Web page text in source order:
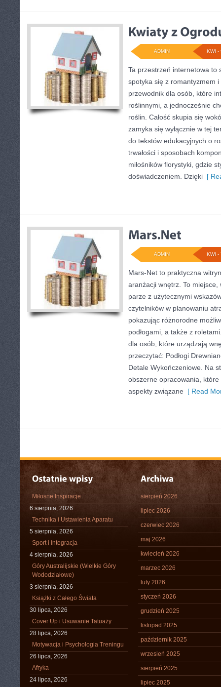
KWI -
ADMIN
Ta przestrzeń internetowa to
spotyka się z romantyzmem
przewodnik dla osób, które
roślinnymi, a jednocześnie
roślin. Całość skupia się
zamyka się wyłącznie w tej
do tekstów edukacyjnych o
trwałości i sposobach
miłośników florystyki, gdzie
doświadczeniem. Dzięki [
KWI -
ADMIN
Mars-Net to praktyczna
aranżacji wnętrz. To miejsce,
parze z użytecznymi
czytelników w planowaniu
pokazując różnorodne
podłogami, a także z
dla osób, które urządzają
przeczytać: Podłogi
Detale Wykończeniowe. Na
obszerne opracowania,
aspekty związane [ Read
Miłosne Inspiracje
6 sierpnia, 2026
Technika i Ustawienia Aparatu
5 sierpnia, 2026
Sport i Integracja
4 sierpnia, 2026
Góry Australijskie (Wielkie Góry
Wododziałowe)
3 sierpnia, 2026
Książki z Całego Świata
30 lipca, 2026
Cover Up i Usuwanie Tatuaży
28 lipca, 2026
Motywacja i Psychologia Treningu
26 lipca, 2026
Afryka
24 lipca, 2026
sierpień 2026
lipiec 2026
czerwiec 2026
maj 2026
kwiecień 2026
marzec 2026
luty 2026
styczeń 2026
grudzień 2025
listopad 2025
październik 2025
wrzesień 2025
sierpień 2025
lipiec 2025